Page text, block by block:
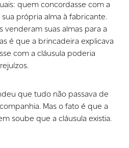
quem concordasse com a
própria alma à fabricante.
venderam suas almas para a
é que a brincadeira explicava
com a cláusula poderia
que tudo não passava de
Mas o fato é que a
soube que a cláusula existia.